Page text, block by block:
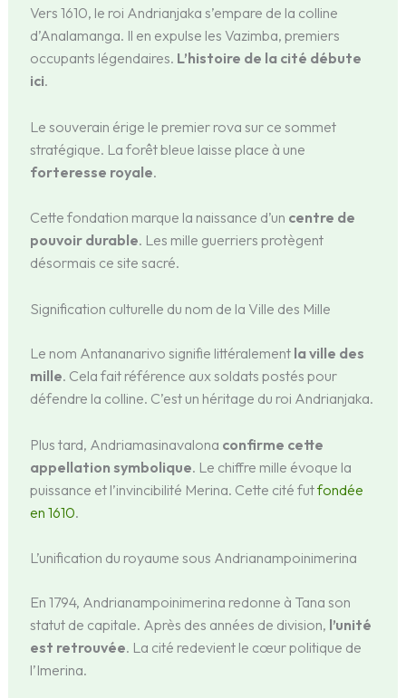
Vers 1610, le roi Andrianjaka s’empare de la colline
d’Analamanga. Il en expulse les Vazimba, premiers
occupants légendaires. L’histoire de la cité débute
ici.
Le souverain érige le premier rova sur ce sommet
stratégique. La forêt bleue laisse place à une
forteresse royale.
Cette fondation marque la naissance d’un centre de
pouvoir durable. Les mille guerriers protègent
désormais ce site sacré.
Signification culturelle du nom de la Ville des Mille
Le nom Antananarivo signifie littéralement la ville des
mille. Cela fait référence aux soldats postés pour
défendre la colline. C’est un héritage du roi Andrianjaka.
Plus tard, Andriamasinavalona confirme cette
appellation symbolique. Le chiffre mille évoque la
puissance et l’invincibilité Merina. Cette cité futfondée
en 1610.
L’unification du royaume sous Andrianampoinimerina
En 1794, Andrianampoinimerina redonne à Tana son
statut de capitale. Après des années de division, l’unité
est retrouvée. La cité redevient le cœur politique de
l’Imerina.